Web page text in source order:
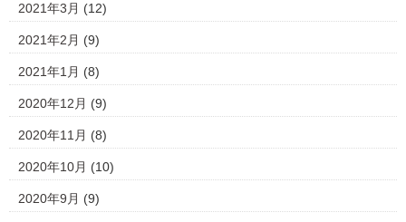
2021年3月 (12)
2021年2月 (9)
2021年1月 (8)
2020年12月 (9)
2020年11月 (8)
2020年10月 (10)
2020年9月 (9)